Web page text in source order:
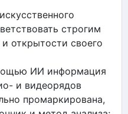
строгим
открытости своего
ИИ информация
и видеорядов
промаркирована,